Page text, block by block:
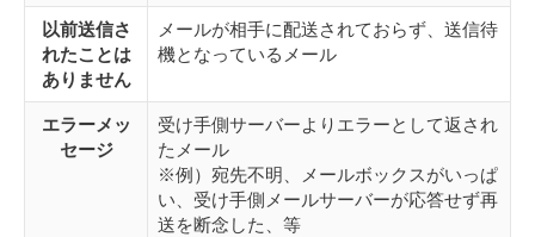
以前送信さ
れたことは
ありません
メールが相手に配送されておらず、送信待
機となっているメール
エラーメッ
セージ
受け手側サーバーよりエラーとして返され
たメール
※例）宛先不明、メールボックスがいっぱ
い、受け手側メールサーバーが応答せず再
送を断念した、等